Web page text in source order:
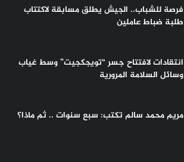
فرصة للشباب.. الجيش يطلق مسابقة لاكتتاب
طلبة ضباط عاملين
انتقادات لافتتاح جسر “تويجكجيت” وسط غياب
وسائل السلامة المرورية
مريم محمد سالم تكتب: سبع سنوات .. ثم ماذا؟